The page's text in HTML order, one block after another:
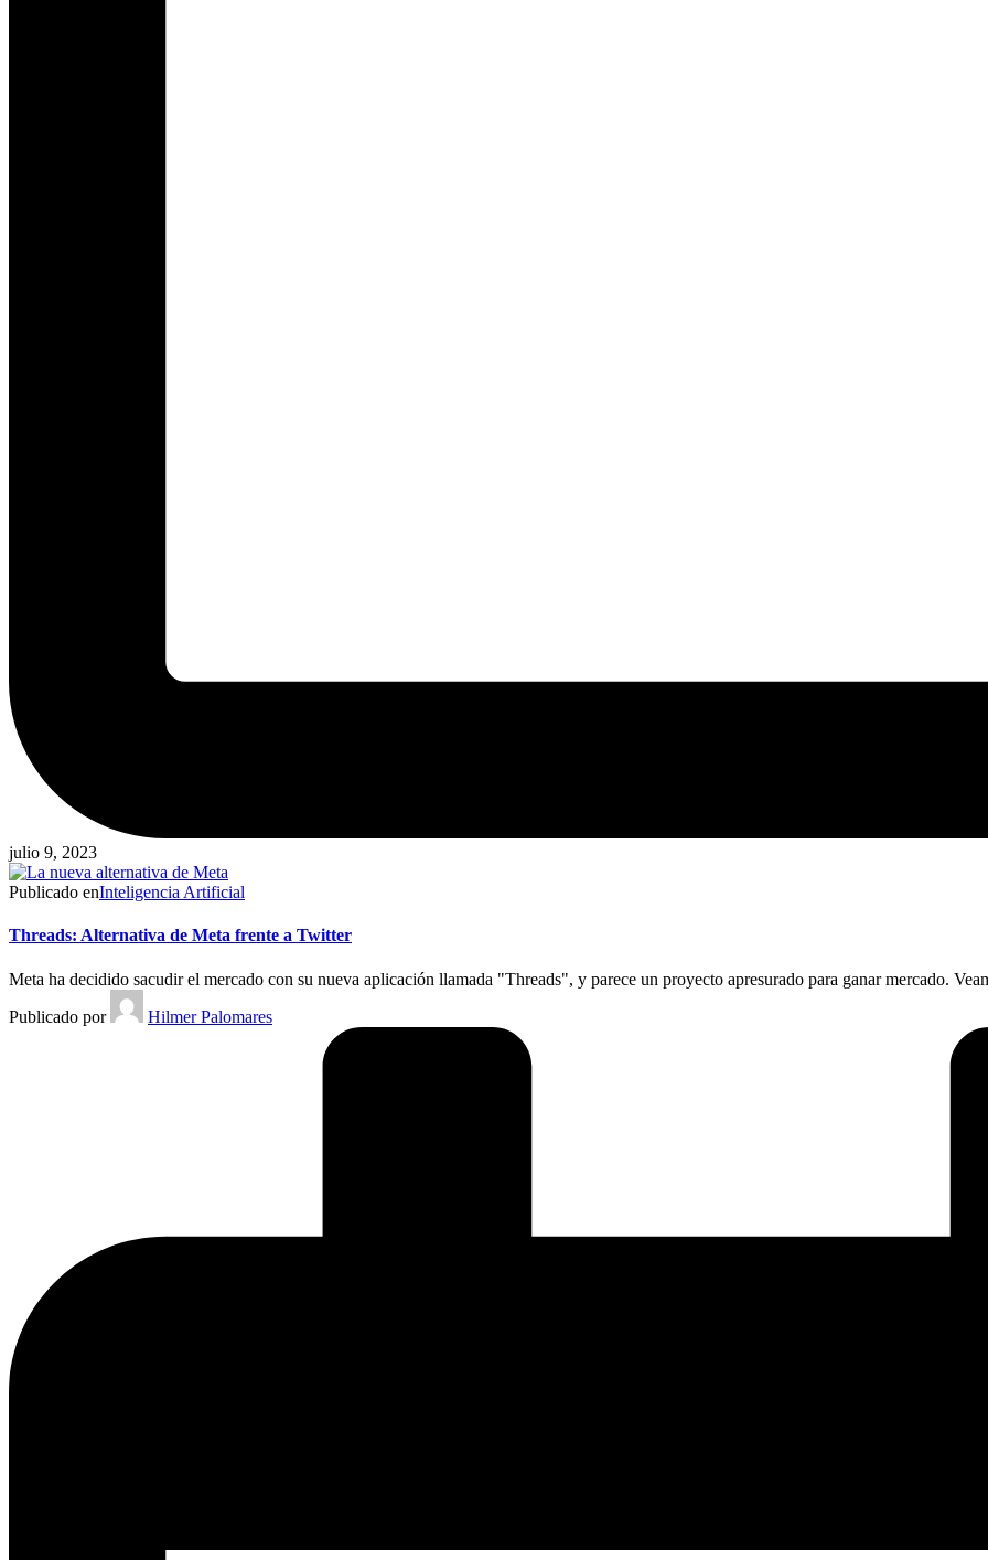
julio 9, 2023
Publicado enInteligencia Artificial
Threads: Alternativa de Meta frente a Twitter
Meta ha decidido sacudir el mercado con su nueva aplicación llamada "Threads", y parece un proyecto apresurado para ganar mercado.
Publicado por
Hilmer Palomares